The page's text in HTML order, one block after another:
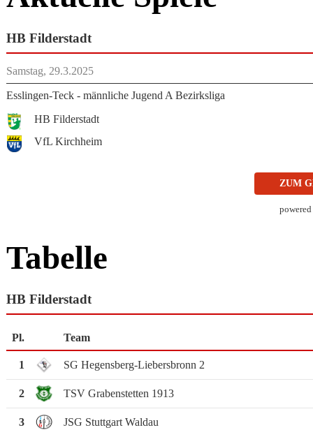
HB Filderstadt
Samstag, 29.3.2025
Esslingen-Teck - männliche Jugend A Bezirksliga
HB Filderstadt
VfL Kirchheim
ZUM
Tabelle
HB Filderstadt
Pl. Team
1 SG Hegensberg-Liebersbronn 2
2 TSV Grabenstetten 1913
3 JSG Stuttgart Waldau